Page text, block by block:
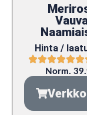
Hinta /
Norm.